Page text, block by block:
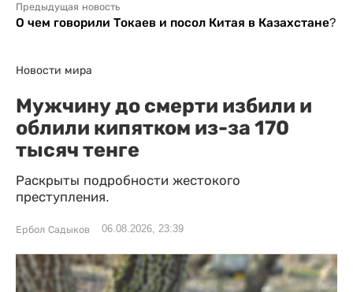
Предыдущая новость
О чем говорили Токаев и посол Китая в Казахстане?
Новости мира
Мужчину до смерти избили и
облили кипятком из-за 170
тысяч тенге
Раскрыты подробности жестокого
преступления.
Ербол Садыков 06.08.2026, 23:39